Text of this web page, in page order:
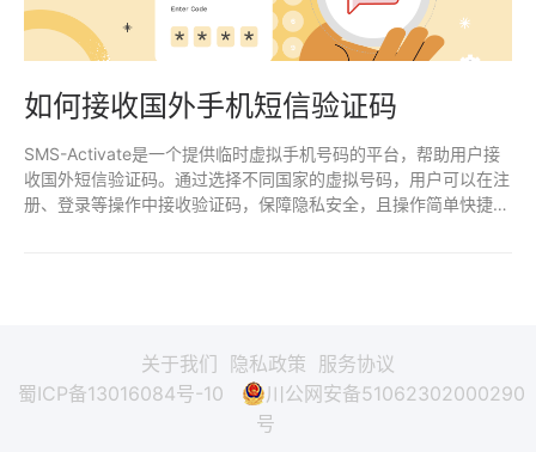
如何接收国外手机短信验证码
SMS-Activate是一个提供临时虚拟手机号码的平台，帮助用户接
收国外短信验证码。通过选择不同国家的虚拟号码，用户可以在注
册、登录等操作中接收验证码，保障隐私安全，且操作简单快捷。
关于我们 隐私政策 服务协议
蜀ICP备13016084号-10
川公网安备51062302000290
号